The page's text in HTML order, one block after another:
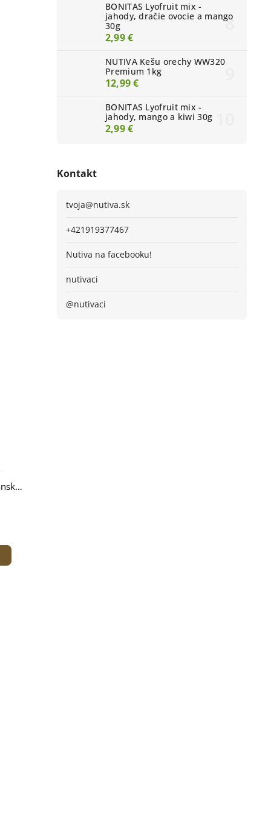
BONITAS Lyofruit mix -
jahody, dračie ovocie a mango
30g
2,99 €
NUTIVA Kešu orechy WW320
Premium 1kg
12,99 €
BONITAS Lyofruit mix -
jahody, mango a kiwi 30g
2,99 €
Kontakt
tvoja@nutiva.sk
+421919377467
Nutiva na facebooku!
nutivaci
@nutivaci